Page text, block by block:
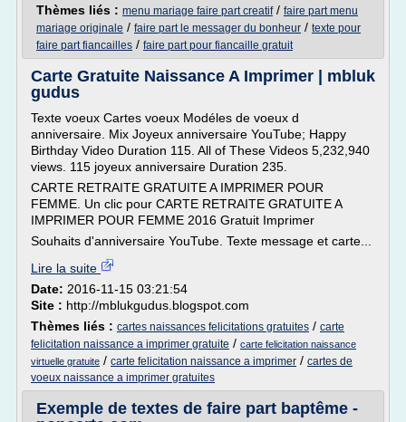
Thèmes liés : menu mariage faire part creatif/ faire part menu
mariage originale / faire part le messager du bonheur / texte pour
faire part fiancailles / faire part pour fiancaille gratuit
Carte Gratuite Naissance A Imprimer | mbluk
gudus
Texte voeux Cartes voeux Modéles de voeux d
anniversaire. Mix Joyeux anniversaire YouTube; Happy
Birthday Video Duration 115. All of These Videos 5,232,940
views. 115 joyeux anniversaire Duration 235.
CARTE RETRAITE GRATUITE A IMPRIMER POUR
FEMME. Un clic pour CARTE RETRAITE GRATUITE A
IMPRIMER POUR FEMME 2016 Gratuit Imprimer
Souhaits d'anniversaire YouTube. Texte message et carte...
Lire la suite
Date: 2016-11-15 03:21:54
Site : http://mblukgudus.blogspot.com
Thèmes liés : cartes naissances felicitations gratuites / carte
felicitation naissance a imprimer gratuite / carte felicitation naissance
virtuelle gratuite / carte felicitation naissance a imprimer / cartes de
voeux naissance a imprimer gratuites
Exemple de textes de faire part baptême -